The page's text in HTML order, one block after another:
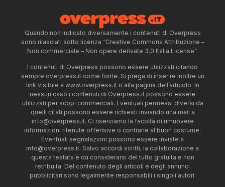
Quando non indicato diversamente i contenuti di Overpress
sono rilasciati sotto licenza “Creative Commons Attribuzione –
Non commerciale – Non opere derivate 3.0 Italia License”.
I contenuti di Overpress possono essere utilizzati citando
sempre overpress.it come fonte. Si prega di inserire inoltre un
link visibile a www.overpress.it o alla pagina dell’articolo. In
nessun caso i contenuti di Overpress.it possono essere
utilizzati per scopi commerciali. Eventuali permessi diversi da
quelli citati possono essere richiesti inviando una mail a
info@overpress.it. Ci riserviamo la facoltà di rimuovere
informazioni ritenute offensive o contrarie al buon costume.
Eventuali segnalazioni possono essere inviate a
info@overpress.it. Salvo accordi scritti, la collaborazione a
questa testata è da considerarsi del tutto gratuita e non
retribuita. Del contenuto degli articoli e degli annunci
pubblicitari sono legalmente responsabili i singoli autori.